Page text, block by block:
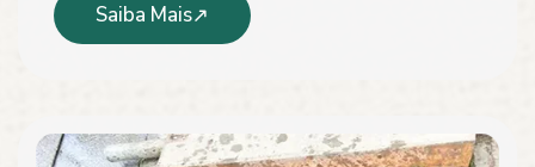
Saiba Mais